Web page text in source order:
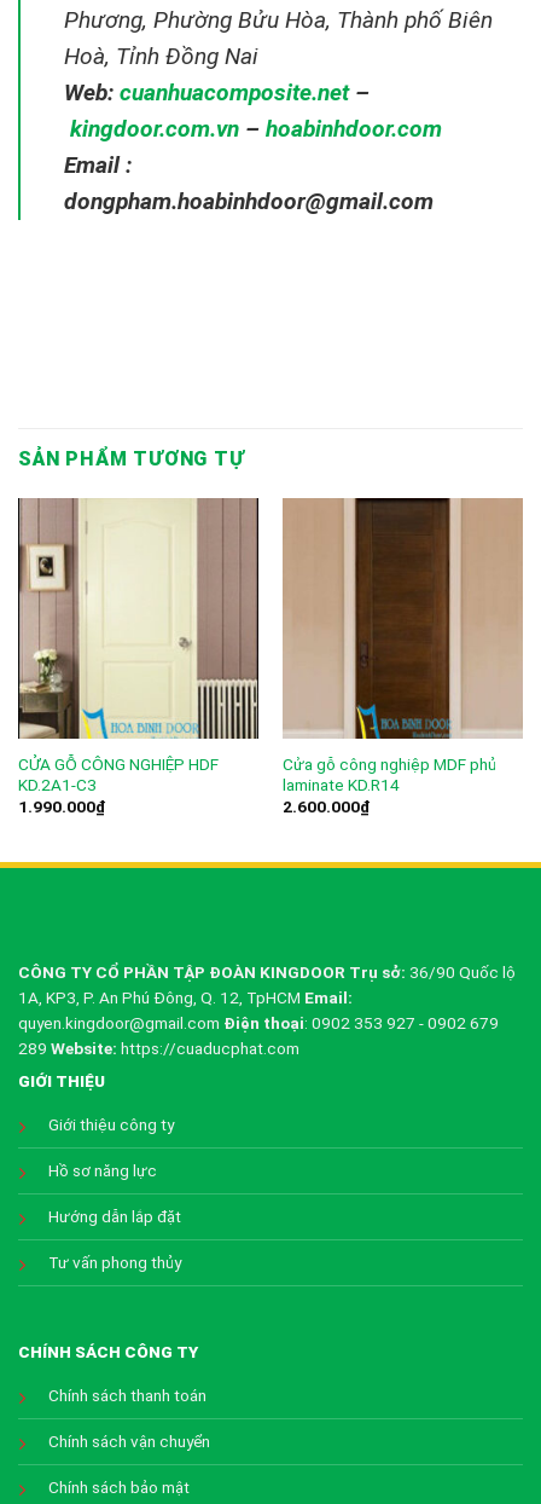
Phương, Phường Bửu Hòa, Thành phố Biên
Hoà, Tỉnh Đồng Nai
Web: cuanhuacomposite.net–
kingdoor.com.vn – hoabinhdoor.com
Email :
dongpham.hoabinhdoor@gmail.com
SẢN PHẨM TƯƠNG TỰ
CỬA GỖ CÔNG NGHIỆP HDF
KD.2A1-C3
1.990.000₫
Cửa gỗ công nghiệp MDF phủ
laminate KD.R14
2.600.000₫
CÔNG TY CỔ PHẦN TẬP ĐOÀN KINGDOOR Trụ sở: 36/90 Quốc lộ
1A, KP3, P. An Phú Đông, Q. 12, TpHCM Email:
quyen.kingdoor@gmail.com Điện thoại: 0902 353 927 - 0902 679
289 Website: https://cuaducphat.com
GIỚI THIỆU
Giới thiệu công ty
Hồ sơ năng lực
Hướng dẫn lắp đặt
Tư vấn phong thủy
CHÍNH SÁCH CÔNG TY
Chính sách thanh toán
Chính sách vận chuyển
Chính sách bảo mật